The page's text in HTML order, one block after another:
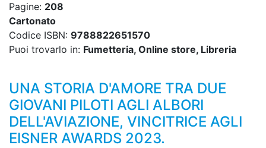
Pagine: 208
Cartonato
Codice ISBN: 9788822651570
Puoi trovarlo in: Fumetteria, Online store, Libreria
UNA STORIA D'AMORE TRA DUE
GIOVANI PILOTI AGLI ALBORI
DELL'AVIAZIONE, VINCITRICE AGLI
EISNER AWARDS 2023.